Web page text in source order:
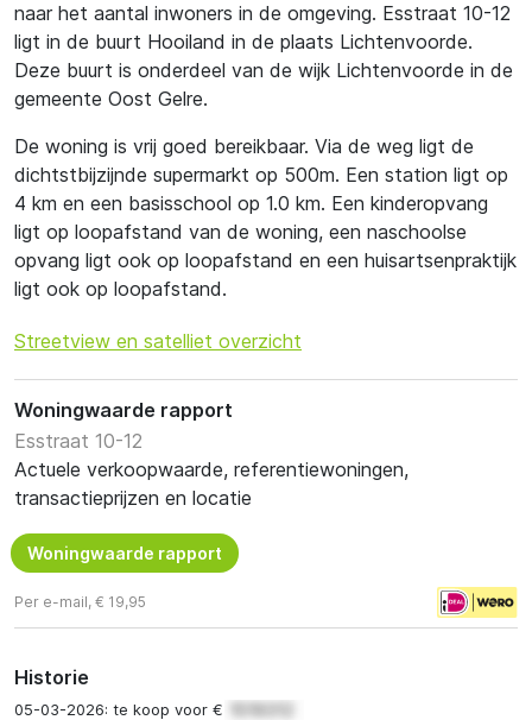
naar het aantal inwoners in de omgeving. Esstraat 10-12
ligt in de buurt Hooiland in de plaats Lichtenvoorde.
Deze buurt is onderdeel van de wijk Lichtenvoorde in de
gemeente Oost Gelre.
De woning is vrij goed bereikbaar. Via de weg ligt de
dichtstbijzijnde supermarkt op 500m. Een station ligt op
4 km en een basisschool op 1.0 km. Een kinderopvang
ligt op loopafstand van de woning, een naschoolse
opvang ligt ook op loopafstand en een huisartsenpraktijk
ligt ook op loopafstand.
Streetview en satelliet overzicht
Woningwaarde rapport
Esstraat 10-12
Actuele verkoopwaarde, referentiewoningen,
transactieprijzen en locatie
Woningwaarde rapport
Per e-mail, € 19,95
Historie
05-03-2026: te koop voor €